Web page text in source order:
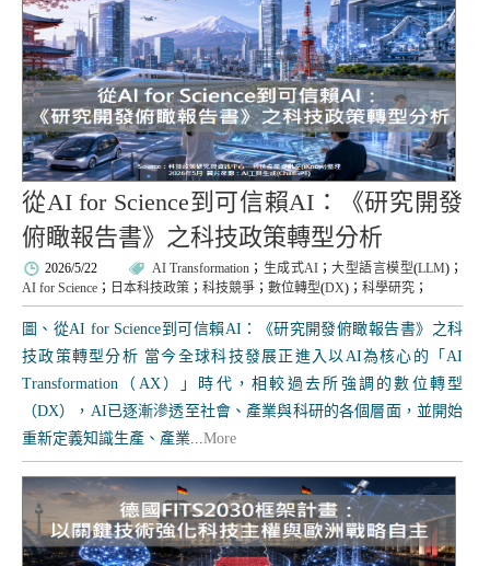
從AI for Science到可信賴AI：《研究開發
俯瞰報告書》之科技政策轉型分析
2026/5/22 AI Transformation ； 生成式AI ；大型語言模型(LLM)；
AI for Science ； 日本科技政策 ； 科技競爭 ； 數位轉型(DX)； 科學研究 ；
圖、從AI for Science到可信賴AI：《研究開發俯瞰報告書》之科
技政策轉型分析 當今全球科技發展正進入以AI為核心的「AI
Transformation（AX）」時代，相較過去所強調的數位轉型
（DX），AI已逐漸滲透至社會、產業與科研的各個層面，並開始
重新定義知識生產、產業...More